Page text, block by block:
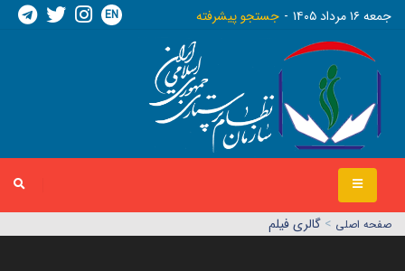
جمعه ١٦ مرداد ١٤٠٥ جستجو پیشرفته EN
صفحه اصلي > گالری فیلم